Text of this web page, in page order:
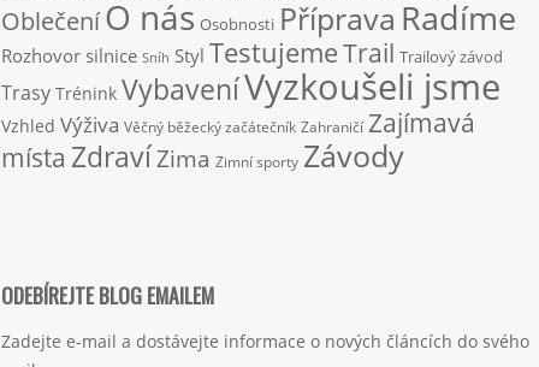
OblečeníO nás Osobnosti Příprava Radíme
Rozhovor silnice Sníh Styl TestujemeTrail Trailový závod
Trasy Trénink VybaveníVyzkoušeli jsme
Vzhled Výživa Věčný běžecký začátečník Zahraničí Zajímavá
místa ZdravíZima Zimní sporty Závody
ODEBÍREJTE BLOG EMAILEM
Zadejte e-mail a dostávejte informace o nových článcích do svého